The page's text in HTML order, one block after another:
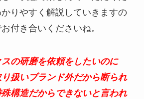
りやすく解説していきますの
付き合いくださいね。
の研磨を依頼をしたいのに
り扱いブランド外だから断られ
構造だからできないと言われ